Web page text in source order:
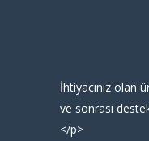
İhtiyacınız olan
ve sonrası
</p>